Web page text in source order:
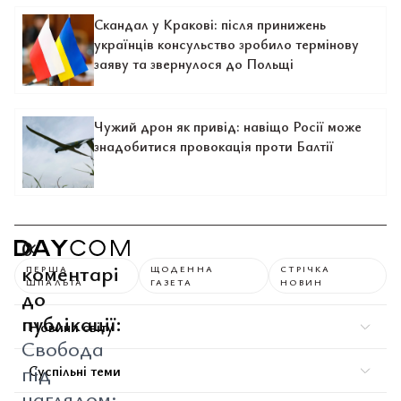
Скандал у Кракові: після принижень
українців консульство зробило термінову
заяву та звернулося до Польщі
Чужий дрон як привід: навіщо Росії може
знадобитися провокація проти Балтії
0
коментарі
до
публікації:
Свобода
під
ПЕРША
ШПАЛЬТА
ЩОДЕННА
ГАЗЕТА
СТРІЧКА
НОВИН
Новини світу
Суспільні теми